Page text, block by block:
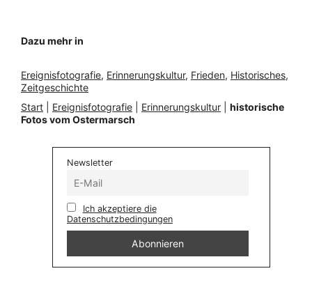
Dazu mehr in
Ereignisfotografie, Erinnerungskultur, Frieden, Historisches
Zeitgeschichte
Start
Ereignisfotografie Erinnerungskultur
historische
Fotos vom Ostermarsch
Newsletter
Ich akzeptiere die
Datenschutzbedingungen